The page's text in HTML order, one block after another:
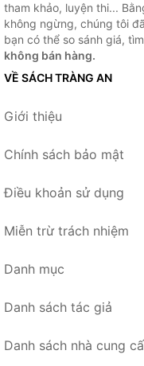
tham khảo, luyện thi...
không ngừng, chúng tôi
bạn có thể so sánh giá,
không bán hàng.
VỀ SÁCH TRÀNG AN
Giới thiệu
Chính sách bảo mật
Điều khoản sử dụng
Miễn trừ trách nhiệm
Danh mục
Danh sách tác giả
Danh sách nhà cung